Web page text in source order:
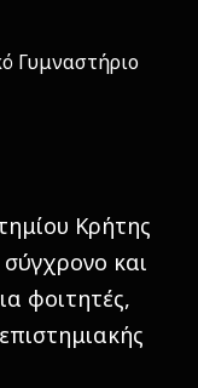
Γυμναστήριο
Κρήτης
και
φοιτητές,